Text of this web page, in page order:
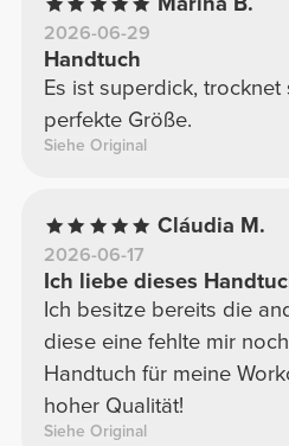
2026-06-29
Handtuch
Es ist superdick,
perfekte Größe.
Siehe Original
Cláudia M.
2026-06-17
Ich liebe dieses
Ich besitze bereits die
diese eine fehlte mir
Handtuch für meine
hoher Qualität!
Siehe Original